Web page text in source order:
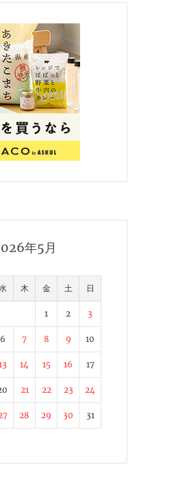
年5月
木 金 土 日
1 2 3
6 7 8 9 10
14 15 16 17
21 22 23 24
28 29 30
31